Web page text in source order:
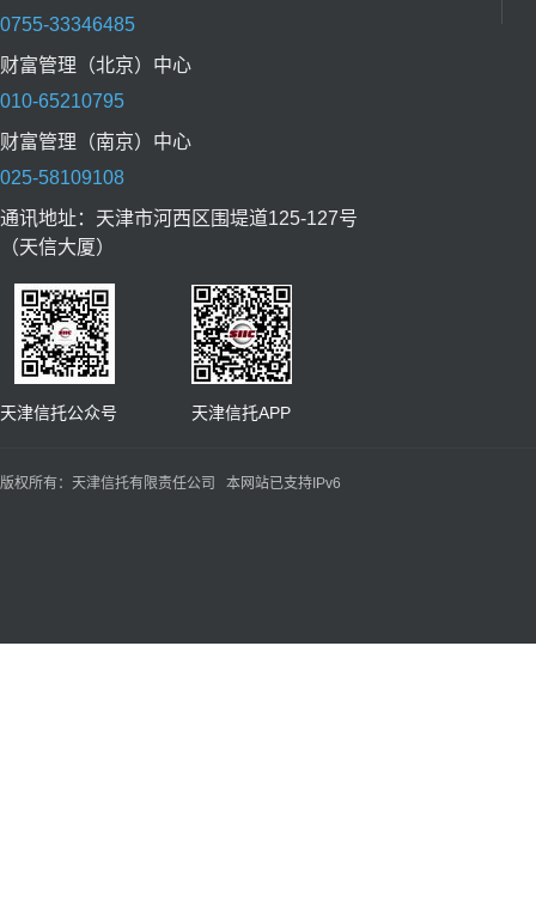
0755-33346485
财富管理（北京）中心
010-65210795
财富管理（南京）中心
025-58109108
通讯地址：天津市河西区围堤道125-127号
（天信大厦）
天津信托公众号 天津信托APP
版权所有：天津信托有限责任公司 本网站已支持IPv6